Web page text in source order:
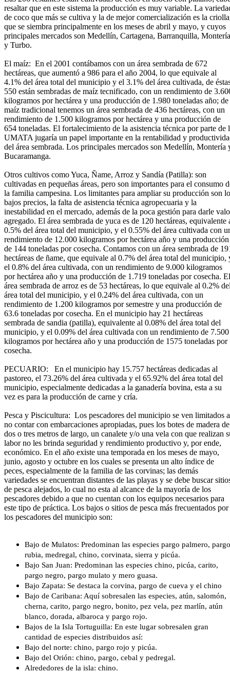
resaltar que en este sistema la producción es muy variable. La
de coco que más se cultiva y la de mejor comercialización es la
que se siembra principalmente en los meses de abril y mayo, y cuyos
principales mercados son Medellín, Cartagena, Barranquilla, Montería
y Turbo.
El maíz: En el 2001 contábamos con un área sembrada de 672
hectáreas, que aumentó a 986 para el año 2004, lo que equivale al
4.1% del área total del municipio y el 3.1% del área cultivada, de
550 están sembradas de maíz tecnificado, con un rendimiento de
kilogramos por hectárea y una producción de 1.980 toneladas año; de
maíz tradicional tenemos un área sembrada de 436 hectáreas, con un
rendimiento de 1.500 kilogramos por hectárea y una producción de
654 toneladas. El fortalecimiento de la asistencia técnica por parte de
UMATA jugaría un papel importante en la rentabilidad y
del área sembrada. Los principales mercados son Medellín, Montería
Bucaramanga.
Otros cultivos como Yuca, Ñame, Arroz y Sandía (Patilla): son
cultivadas en pequeñas áreas, pero son importantes para el consumo
la familia campesina. Los limitantes para ampliar su producción son
bajos precios, la falta de asistencia técnica agropecuaria y la
inestabilidad en el mercado, además de la poca gestión para darle
agregado. El área sembrada de yuca es de 120 hectáreas, equivalente
0.5% del área total del municipio, y el 0.55% del área cultivada con
rendimiento de 12.000 kilogramos por hectárea año y una producción
de 144 toneladas por cosecha. Contamos con un área sembrada de
hectáreas de ñame, que equivale al 0.7% del área total del municipio,
el 0.8% del área cultivada, con un rendimiento de 9.000 kilogramos
por hectárea año y una producción de 1.719 toneladas por cosecha. El
área sembrada de arroz es de 53 hectáreas, lo que equivale al 0.2%
área total del municipio, y el 0.24% del área cultivada, con un
rendimiento de 1.200 kilogramos por semestre y una producción de
63.6 toneladas por cosecha. En el municipio hay 21 hectáreas
sembrada de sandia (patilla), equivalente al 0.08% del área total del
municipio, y el 0.09% del área cultivada con un rendimiento de 7.500
kilogramos por hectárea año y una producción de 1575 toneladas por
cosecha.
PECUARIO: En el municipio hay 15.757 hectáreas dedicadas al
pastoreo, el 73.26% del área cultivada y el 65.92% del área total del
municipio, especialmente dedicadas a la ganadería bovina, esta a su
vez es para la producción de carne y cría.
Pesca y Piscicultura: Los pescadores del municipio se ven limitados
no contar con embarcaciones apropiadas, pues los botes de madera de
dos o tres metros de largo, un canalete y/o una vela con que realizan
labor no les brinda seguridad y rendimiento productivo y, por ende,
económico. En el año existe una temporada en los meses de mayo,
junio, agosto y octubre en los cuales se presenta un alto índice de
peces, especialmente de la familia de las corvinas; las demás
variedades se encuentran distantes de las playas y se debe buscar
de pesca alejados, lo cual no esta al alcance de la mayoría de los
pescadores debido a que no cuentan con los equipos necesarios para
este tipo de práctica. Los bajos o sitios de pesca más frecuentados por
los pescadores del municipio son:
Bajo de Mulatos: Predominan las especies pargo palmero, pargo
rubia, medregal, chino, corvinata, sierra y picúa.
Bajo San Juan: Predominan las especies chino, picúa, carito,
pargo negro, pargo mulato y mero guasa.
Bajo Zapata: Se destaca la corvina, pargo de cueva y el chino
Bajo de Caribana: Aquí sobresalen las especies, atún, salomón,
cherna, carito, pargo negro, bonito, pez vela, pez marlí​n, atún
blanco, dorada, albaroca y pargo rojo.
Bajos de la Isla Tortuguilla: En este lugar sobresalen gran
cantidad de especies distribuidos así:
Bajo del norte: chino, pargo rojo y picúa.
Bajo del Orión: chino, pargo, cebal y pedregal.
Alrededores de la isla: chino.